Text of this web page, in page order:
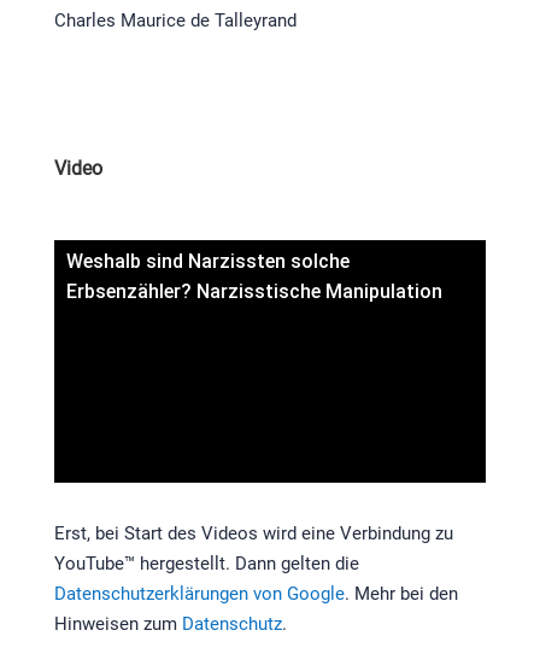
Charles Maurice de Talleyrand
Video
Weshalb sind Narzissten solche
Erbsenzähler? Narzisstische Manipulation
Erst, bei Start des Videos wird eine Verbindung zu
YouTube™ hergestellt. Dann gelten die
Datenschutzerklärungen von Google. Mehr bei den
Hinweisen zum Datenschutz.